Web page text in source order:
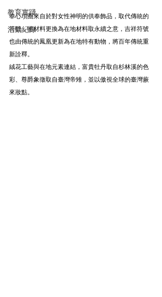
教育實踐
活動紀錄
奉心項圈來自於對女性神明的供奉飾品，取代傳統的
符號，將材料更換為在地材料取永續之意，吉祥符號
也由傳統的鳳凰更新為在地特有動物，將百年傳統重
新詮釋。
絨花工藝與在地元素連結，富貴牡丹取自杉林溪的色
彩、尊爵象徵取自臺灣帝雉，並以傲視全球的臺灣蕨
來妝點。